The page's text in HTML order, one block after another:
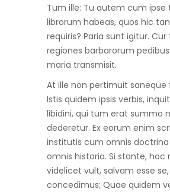
Tum ille: Tu autem cum
librorum habeas, quos hic
requiris? Paria sunt igitur.
regiones barbarorum
maria transmisit.
At ille non pertimuit saneque
Istis quidem ipsis verbis,
libidini, qui tum erat summo
dederetur. Ex eorum enim
institutis cum omnis doctrina
omnis historia. Si stante, hoc
videlicet vult, salvam esse
concedimus; Quae quidem